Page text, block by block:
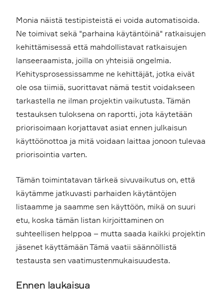
Monia näistä testipisteistä ei voida automatisoida.
Ne toimivat sekä "parhaina käytäntöinä" ratkaisujen
kehittämisessä että mahdollistavat ratkaisujen
lanseeraamista, joilla on yhteisiä ongelmia.
Kehitysprosessissamme ne kehittäjät, jotka eivät
ole osa tiimiä, suorittavat nämä testit voidakseen
tarkastella ne ilman projektin vaikutusta. Tämän
testauksen tuloksena on raportti, jota käytetään
priorisoimaan korjattavat asiat ennen julkaisun
käyttöönottoa ja mitä voidaan laittaa jonoon tulevaa
priorisointia varten.
Tämän toimintatavan tärkeä sivuvaikutus on, että
käytämme jatkuvasti parhaiden käytäntöjen
listaamme ja saamme sen käyttöön, mikä on suuri
etu, koska tämän listan kirjoittaminen on
suhteellisen helppoa – mutta saada kaikki projektin
jäsenet käyttämään Tämä vaatii säännöllistä
testausta sen vaatimustenmukaisuudesta.
Ennen laukaisua